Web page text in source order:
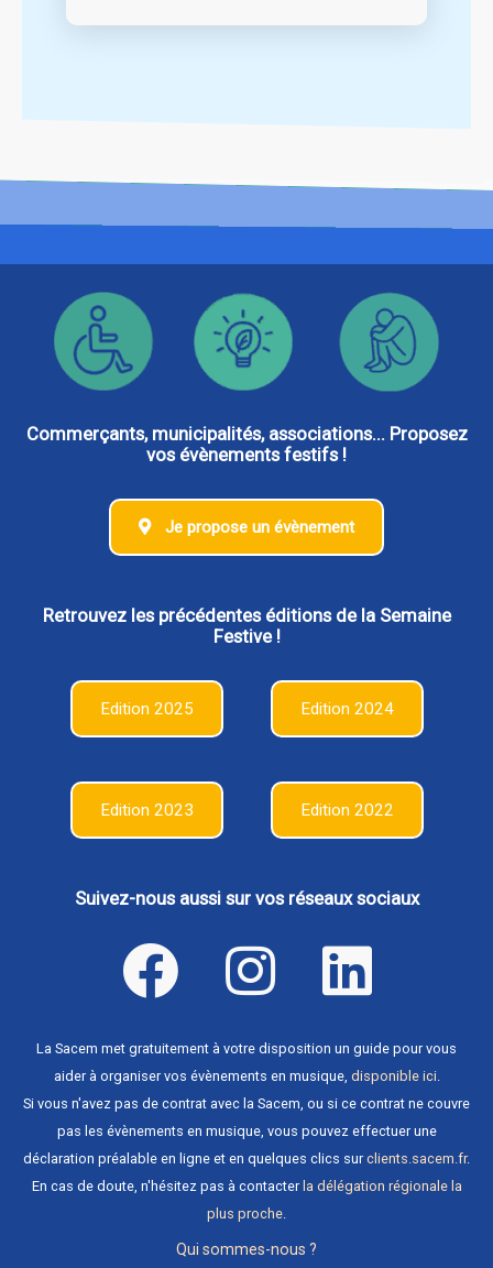
Commerçants, municipalités, associations... Proposez
vos évènements festifs !
Je propose un évènement
Retrouvez les précédentes éditions de la Semaine
Festive !
Edition 2025 Edition 2024
Edition 2023 Edition 2022
Suivez-nous aussi sur vos réseaux sociaux
La Sacem met gratuitement à votre disposition un guide pour vous
aider à organiser vos évènements en musique, disponible ici.
Si vous n'avez pas de contrat avec la Sacem, ou si ce contrat ne couvre
pas les évènements en musique, vous pouvez effectuer une
déclaration préalable en ligne et en quelques clics surclients.sacem.fr.
En cas de doute, n'hésitez pas à contacterla délégation régionale la
plus proche
Qui sommes-nous ?